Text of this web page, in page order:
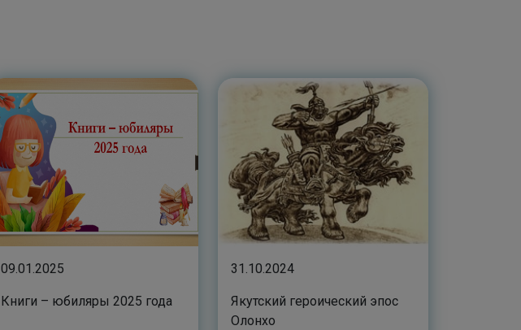
09.01.2025
Книги – юбиляры 2025 года
31.10.2024
Якутский героический эпос
Олонхо